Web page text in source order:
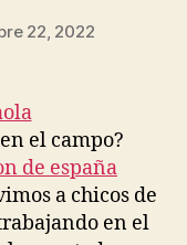
22, 2022
el campo?
de españa
a chicos de
en el